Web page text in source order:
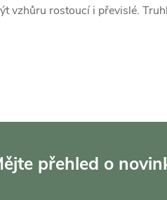
vzhůru rostoucí i převislé.
přehled o